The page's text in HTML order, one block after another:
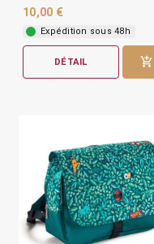
10,00 €
Expédition sous 48h
DÉTAIL